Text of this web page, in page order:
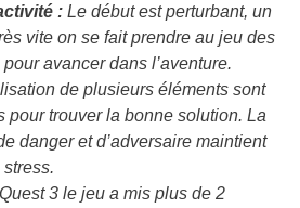
: Le début est perturbant, un
vite on se fait prendre au jeu des
avancer dans l’aventure.
de plusieurs éléments sont
pour trouver la bonne solution. La
danger et d’adversaire maintient
stress.
3 le jeu a mis plus de 2